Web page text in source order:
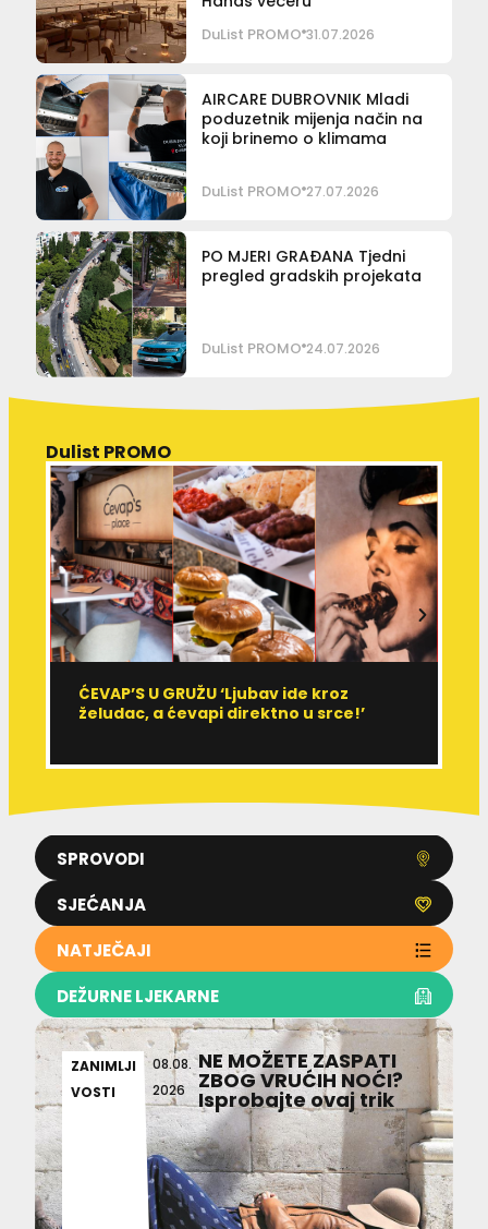
DuList PROMO 31.07.2026
AIRCARE DUBROVNIK Mladi
poduzetnik mijenja način na
koji brinemo o klimama
DuList PROMO 27.07.2026
PO MJERI GRAĐANA Tjedni
pregled gradskih projekata
DuList PROMO 24.07.2026
SPROVODI
SJEĆANJA
NATJEČAJI
DEŽURNE LJEKARNE
Dulist PROMO
ĆEVAP’S U GRUŽU ‘Ljubav ide kroz
želudac, a ćevapi direktno u srce!’
ZANIMLJI
VOSTI
08.08.
2026
NE MOŽETE ZASPATI
ZBOG VRUĆIH NOĆI?
Isprobajte ovaj trik